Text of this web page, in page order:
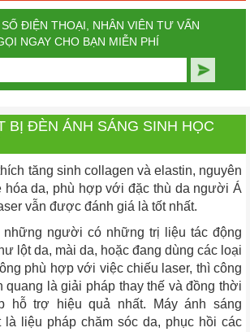
ĐIỆN THOẠI, NHÂN VIÊN TƯ VẤN
NGAY CHO BẠN MIỄN PHÍ
BỊ ĐÈN ÁNH SÁNG SINH HỌC
tăng sinh collagen và elastin, nguyên
hóa da, phù hợp với đặc thù da người Á
vẫn được đánh giá là tốt nhất.
người có những trị liệu tác động
lột da, mài da, hoặc đang dùng các loại
phù hợp với việc chiếu laser, thì công
quang là giải pháp thay thế và đồng thời
hỗ trợ hiệu quả nhất. Máy ánh sáng
là liệu pháp chăm sóc da, phục hồi các